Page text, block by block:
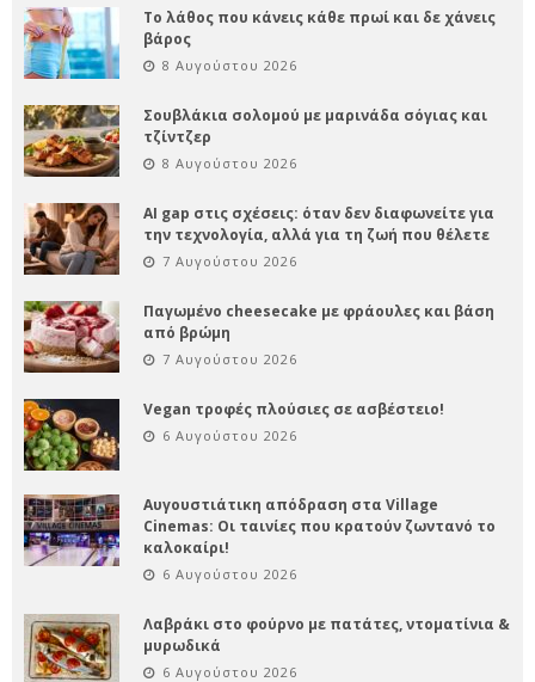
Το λάθος που κάνεις κάθε πρωί και δε χάνεις
βάρος
8 Αυγούστου 2026
Σουβλάκια σολομού με μαρινάδα σόγιας και
τζίντζερ
8 Αυγούστου 2026
AI gap στις σχέσεις: όταν δεν διαφωνείτε για
την τεχνολογία, αλλά για τη ζωή που θέλετε
7 Αυγούστου 2026
Παγωμένο cheesecake με φράουλες και βάση
από βρώμη
7 Αυγούστου 2026
Vegan τροφές πλούσιες σε ασβέστειο!
6 Αυγούστου 2026
Αυγουστιάτικη απόδραση στα Village
Cinemas: Οι ταινίες που κρατούν ζωντανό το
καλοκαίρι!
6 Αυγούστου 2026
Λαβράκι στο φούρνο με πατάτες, ντοματίνια &
μυρωδικά
6 Αυγούστου 2026